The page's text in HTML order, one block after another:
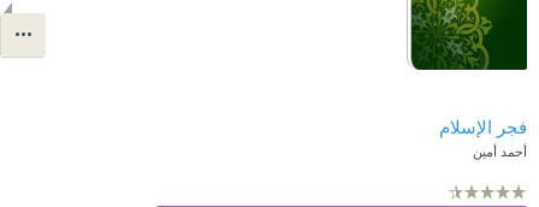
فجر الإسلام
أحمد أمين